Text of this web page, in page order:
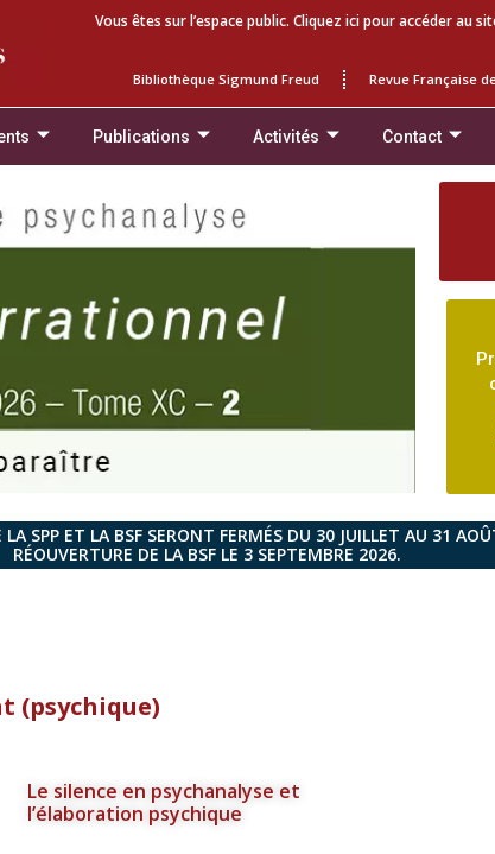
Vous êtes sur l’espace public. Cliquez ici pour accéder au
Bibliothèque Sigmund Freud Revue Française
Publications Activités Contact
LA SPP ET LA BSF SERONT FERMÉS DU 30 JUILLET AU 31
RÉOUVERTURE DE LA BSF LE 3 SEPTEMBRE 2026.
(psychique)
Le silence en psychanalyse et
l’élaboration psychique